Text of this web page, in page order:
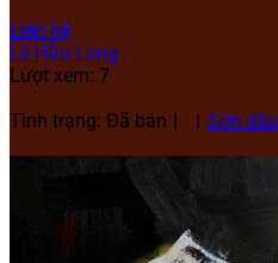
Liên hệ
Lê Hữu Long
Lượt xem: 7
Tình trạng: Đã bán
Sơn dầu